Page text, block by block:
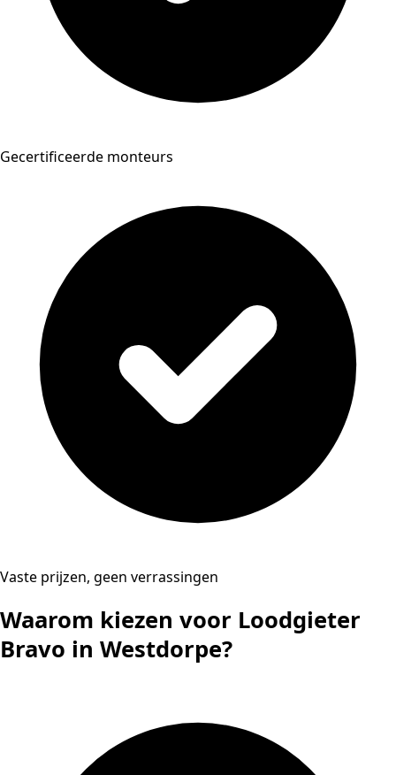
Gecertificeerde monteurs
Vaste prijzen, geen verrassingen
Waarom kiezen voor Loodgieter
Bravo in Westdorpe?